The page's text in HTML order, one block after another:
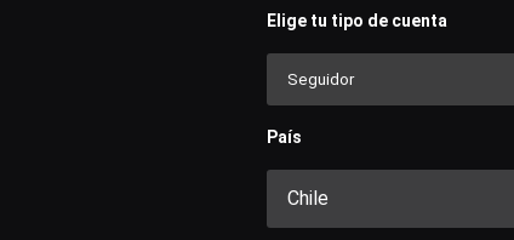
Elige tu tipo de cuenta
País
Chile